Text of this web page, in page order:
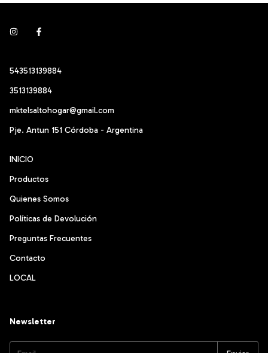
543513139884
3513139884
mktelsaltohogar@gmail.com
Pje. Antun 151 Córdoba - Argentina
INICIO
Productos
Quienes Somos
Políticas de Devolución
Preguntas Frecuentes
Contacto
LOCAL
Newsletter